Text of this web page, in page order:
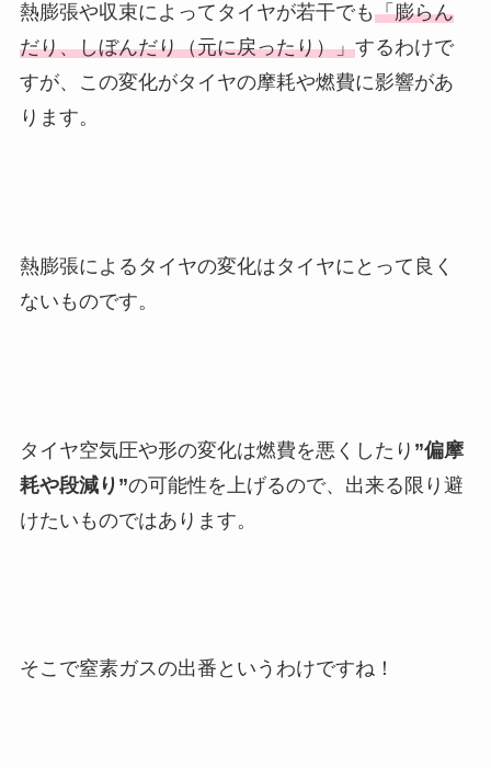
熱膨張や収束によってタイヤが若干でも「膨らん
だり、しぼんだり（元に戻ったり）」するわけで
すが、この変化がタイヤの摩耗や燃費に影響があ
ります。
熱膨張によるタイヤの変化はタイヤにとって良く
ないものです。
タイヤ空気圧や形の変化は燃費を悪くしたり ”偏摩
耗や段減り”の可能性を上げるので、出来る限り避
けたいものではあります。
そこで窒素ガスの出番というわけですね！